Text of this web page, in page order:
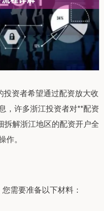
资者希望通过配资放大收
，许多浙江投资者对**配资
拆解浙江地区的配资开户全
。
需要准备以下材料：